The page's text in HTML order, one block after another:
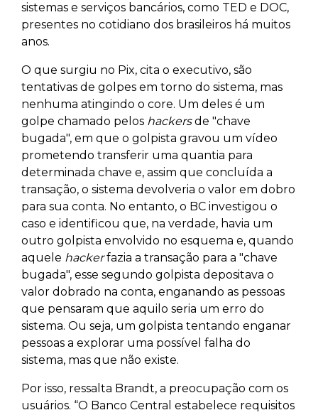
sistemas e serviços bancários, como TED e DOC,
presentes no cotidiano dos brasileiros há muitos
anos.
O que surgiu no Pix, cita o executivo, são
tentativas de golpes em torno do sistema, mas
nenhuma atingindo o core. Um deles é um
golpe chamado pelos hackersde "chave
bugada", em que o golpista gravou um vídeo
prometendo transferir uma quantia para
determinada chave e, assim que concluída a
transação, o sistema devolveria o valor em dobro
para sua conta. No entanto, o BC investigou o
caso e identificou que, na verdade, havia um
outro golpista envolvido no esquema e, quando
aquele hackerfazia a transação para a "chave
bugada", esse segundo golpista depositava o
valor dobrado na conta, enganando as pessoas
que pensaram que aquilo seria um erro do
sistema. Ou seja, um golpista tentando enganar
pessoas a explorar uma possível falha do
sistema, mas que não existe.
Por isso, ressalta Brandt, a preocupação com os
usuários. “O Banco Central estabelece requisitos